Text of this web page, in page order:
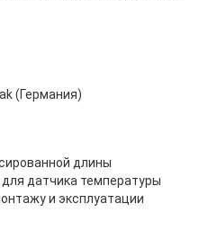
(Германия)
длины
датчика температуры
и эксплуатации